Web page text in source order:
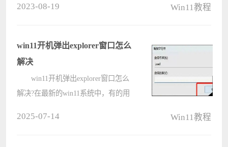
那要怎么安装呢，下面小编来跟大家
说说w????
2023-08-19 Win11教程
win11开机弹出explorer窗口怎么
解决
win11开机弹出explorer窗口怎么
解决?在最新的win11系统中，有的用
2025-07-14 Win11教程